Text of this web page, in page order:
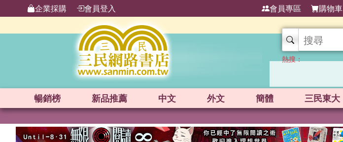
企業採購 會員登入 會員專區 購物車
熱搜：
暢銷榜 新品推薦 中文 外文 簡體 三民東大